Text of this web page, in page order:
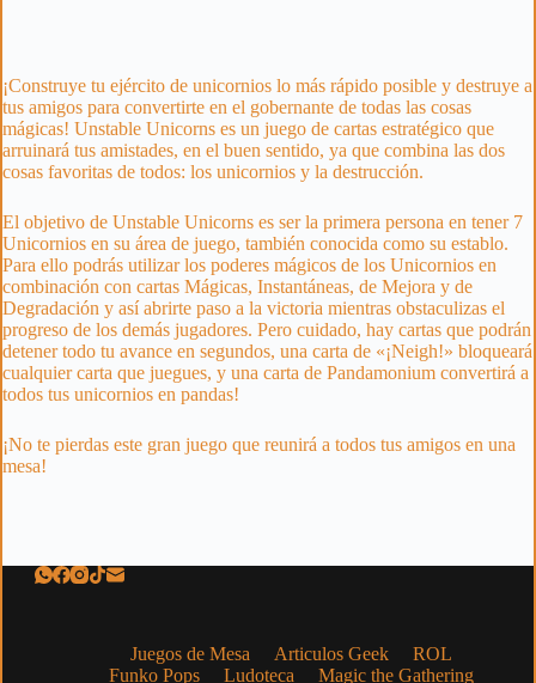
¡Construye tu ejército de unicornios lo más rápido posible y destruye a
tus amigos para convertirte en el gobernante de todas las cosas
mágicas! Unstable Unicorns es un juego de cartas estratégico que
arruinará tus amistades, en el buen sentido, ya que combina las dos
cosas favoritas de todos: los unicornios y la destrucción.
El objetivo de Unstable Unicorns es ser la primera persona en tener 7
Unicornios en su área de juego, también conocida como su establo.
Para ello podrás utilizar los poderes mágicos de los Unicornios en
combinación con cartas Mágicas, Instantáneas, de Mejora y de
Degradación y así abrirte paso a la victoria mientras obstaculizas el
progreso de los demás jugadores. Pero cuidado, hay cartas que podrán
detener todo tu avance en segundos, una carta de «¡Neigh!» bloqueará
cualquier carta que juegues, y una carta de Pandamonium convertirá a
todos tus unicornios en pandas!
¡No te pierdas este gran juego que reunirá a todos tus amigos en una
mesa!
Juegos de Mesa Articulos Geek
ROL
Funko Pops
Ludoteca Magic the Gathering